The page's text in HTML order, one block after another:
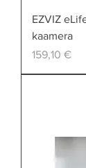
EZVIZ
kaamera
Price
159,10 €